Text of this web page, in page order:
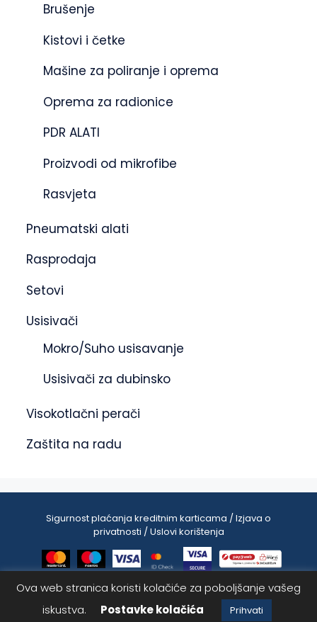
Brušenje
Kistovi i četke
Mašine za poliranje i oprema
Oprema za radionice
PDR ALATI
Proizvodi od mikrofibe
Rasvjeta
Pneumatski alati
Rasprodaja
Setovi
Usisivači
Mokro/Suho usisavanje
Usisivači za dubinsko
Visokotlačni perači
Zaštita na radu
Sigurnost plaćanja kreditnim karticama / Izjava o
privatnosti / Uslovi korištenja
2025 © ASdetailing | Sva prava zadržana
KM Dodaj u korpu
Ova web stranica koristi kolačiće za poboljšanje vašeg
iskustva.
Postavke kolačića Prihvati